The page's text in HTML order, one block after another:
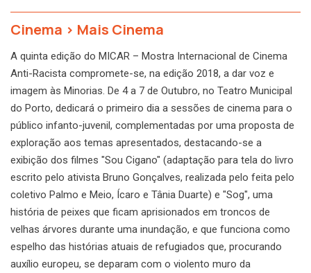
Cinema > Mais Cinema
A quinta edição do MICAR – Mostra Internacional de Cinema
Anti-Racista compromete-se, na edição 2018, a dar voz e
imagem às Minorias. De 4 a 7 de Outubro, no Teatro Municipal
do Porto, dedicará o primeiro dia a sessões de cinema para o
público infanto-juvenil, complementadas por uma proposta de
exploração aos temas apresentados, destacando-se a
exibição dos filmes "Sou Cigano" (adaptação para tela do livro
escrito pelo ativista Bruno Gonçalves, realizada pelo feita pelo
coletivo Palmo e Meio, Ícaro e Tânia Duarte) e "Sog", uma
história de peixes que ficam aprisionados em troncos de
velhas árvores durante uma inundação, e que funciona como
espelho das histórias atuais de refugiados que, procurando
auxílio europeu, se deparam com o violento muro da